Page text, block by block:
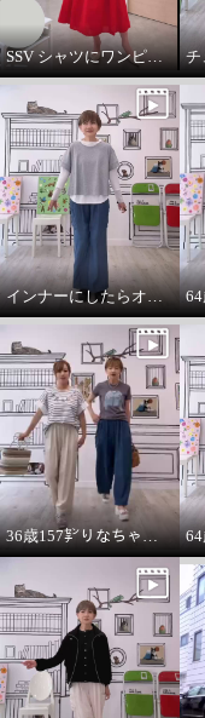
SSV シャツにワンピースをコーデしてみました。
インナーにしたらオールシーズンいけます。インナーパーカー❤️
36歳157㌢りなちゃんは60㌢丈、64歳163㌢のひがしは65㌢丈を履く